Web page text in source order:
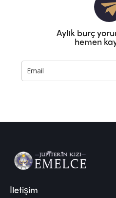
Aylık burç
hemen
İletişim